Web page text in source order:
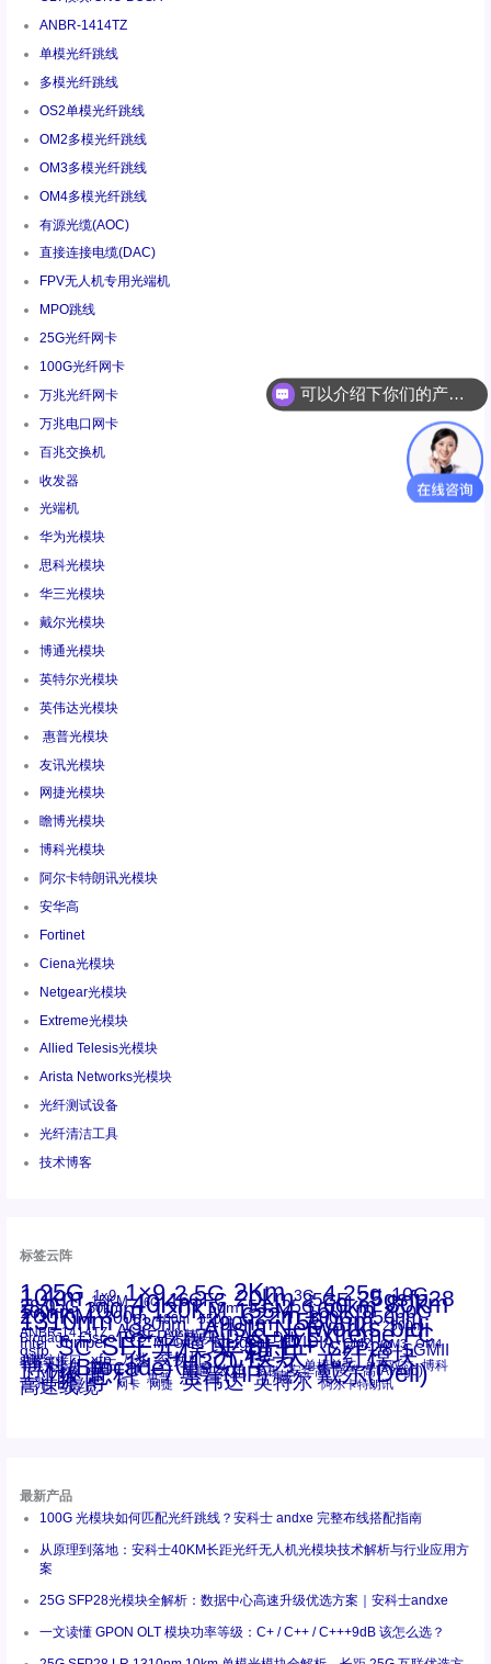
ANBR-1414TZ
单模光纤跳线
多模光纤跳线
OS2单模光纤跳线
OM2多模光纤跳线
OM3多模光纤跳线
OM4多模光纤跳线
有源光缆(AOC)
直接连接电缆(DAC)
FPV无人机专用光端机
MPO跳线
25G光纤网卡
100G光纤网卡
万兆光纤网卡
万兆电口网卡
百兆交换机
收发器
光端机
华为光模块
思科光模块
华三光模块
戴尔光模块
博通光模块
英特尔光模块
英伟达光模块
惠普光模块
友讯光模块
网捷光模块
瞻博光模块
博科光模块
阿尔卡特朗讯光模块
安华高
Fortinet
Ciena光模块
Netgear光模块
Extreme光模块
Allied Telesis光模块
Arista Networks光模块
光纤测试设备
光纤清洁工具
技术博客
标签云阵
1.25G 1x9 1×9 2.5G 2Km 3G 4.25g 10G
10km 15KM 16G 16GFC 20km 25GE 25gsfp28
28.05G 30km 40Km 50m 53.125G 60km 80km
100km 100m 120KM 155M 160km 200G
200KM 300m 400m 550m 622m 800G 850nm
1310nm 1330nm 1490nm 1550nm 2500m
ANBR-1414TZ AOC Arista Arista Networks bidi
Brocade Cisco CSFP光模块 DAC Dell Extreme FC
Intel Juniper LC MPO-LC Netgear NVIDIA OM2 OM3 OM4
qsfp SC SFF光模块 SFP+ SFP28 SGMII
st螺纹接口 xfp 万兆 交换机 光模块 光纤模块
千兆光模块 华三 华三(H3C) 华为 单模单芯 单模双芯 博科
博科(Brocade) 博通 友讯 多模 安华高 安华高(Avago)
工业级 思科 惠普 惠普(HP) 戴尔 戴尔(Dell)
百兆 瞻博 网卡 网捷 英伟达 英特尔 阿尔卡特朗讯
高速线缆
最新产品
100G 光模块如何匹配光纤跳线？安科士 andxe 完整布线搭配指南
从原理到落地：安科士40KM长距光纤无人机光模块技术解析与行业应用方
案
25G SFP28光模块全解析：数据中心高速升级优选方案｜安科士andxe
一文读懂 GPON OLT 模块功率等级：C+ / C++ / C+++9dB 该怎么选？
你们是怎么收费的呢